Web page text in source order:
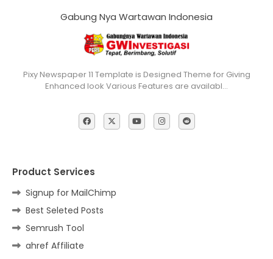
Gabung Nya Wartawan Indonesia
Pixy Newspaper 11 Template is Designed Theme for Giving
Enhanced look Various Features are availabl…
Product Services
Signup for MailChimp
Best Seleted Posts
Semrush Tool
ahref Affiliate